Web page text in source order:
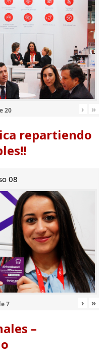
20 › »
repartiendo
08
7 › »
–